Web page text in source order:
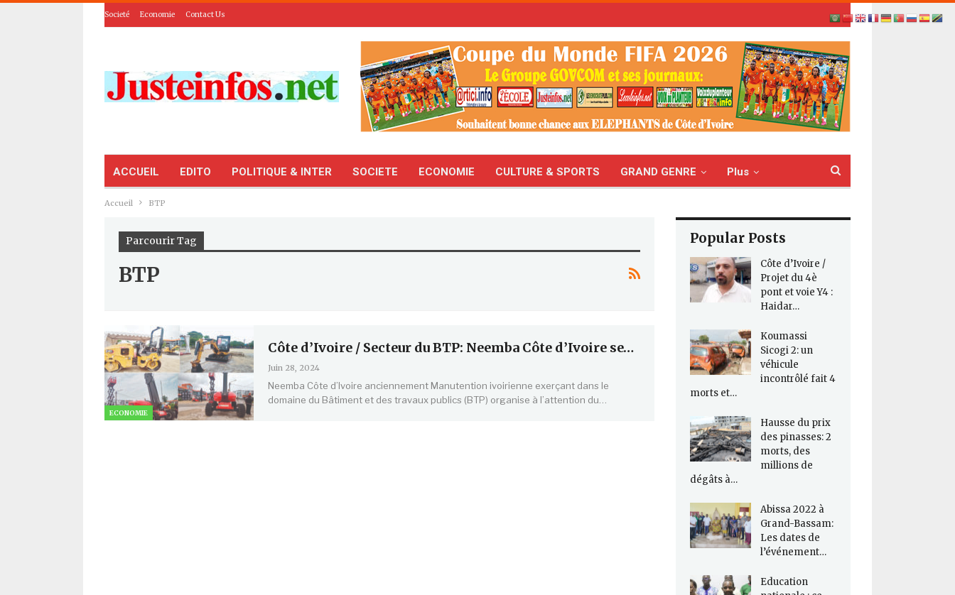
Societé Economie Contact Us
ACCUEIL EDITO POLITIQUE & INTER SOCIETE ECONOMIE CULTURE & SPORTS GRAND GENRE Plus
Accueil BTP
Parcourir Tag
BTP
ECONOMIE
Côte d’Ivoire / Secteur du BTP: Neemba Côte d’Ivoire se…
Juin 28, 2024
Neemba Côte d’Ivoire anciennement Manutention ivoirienne exerçant dans le
domaine du Bâtiment et des travaux publics (BTP) organise à l’attention du…
Popular Posts
Côte d’Ivoire /
Projet du 4è
pont et voie Y4 :
Haidar…
Koumassi
Sicogi 2: un
véhicule
incontrôlé fait 4
morts et…
Hausse du prix
des pinasses: 2
morts, des
millions de
dégâts à…
Abissa 2022 à
Grand-Bassam:
Les dates de
l’événement…
Education